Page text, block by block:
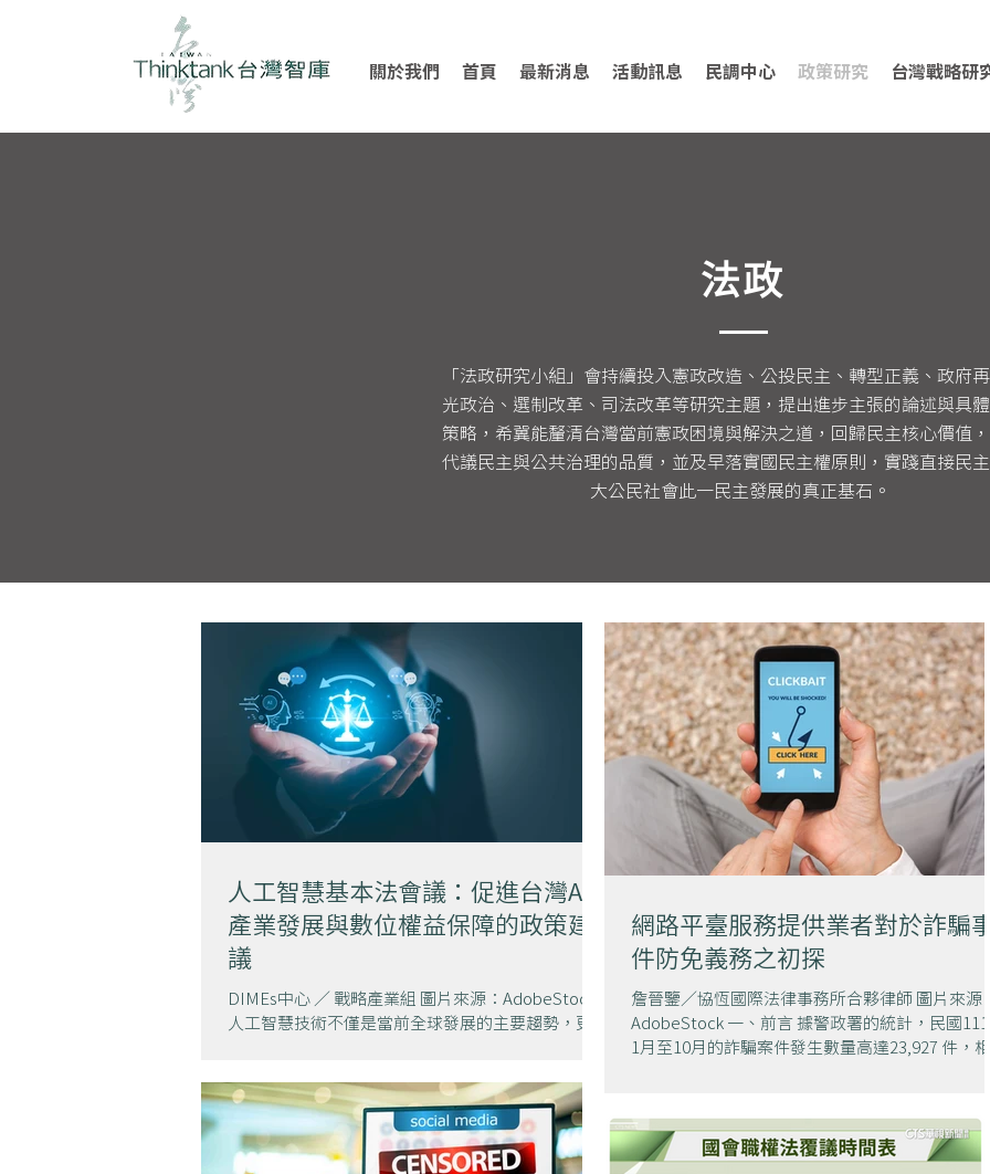
關於我們 首頁 最新消息 活動訊息 民調中心 政策研究 台灣戰略研
​法政
「法政研究小組」會持續投入憲政改造、公投民主、轉型正義、政府
光政治、選制改革、司法改革等研究主題，提出進步主張的論述與具
策略，希冀能釐清台灣當前憲政困境與解決之道，回歸民主核心價值
代議民主與公共治理的品質，並及早落實國民主權原則，實踐直接民
大公民社會此一民主發展的真正基石。
人工智慧基本法會議：促進台灣AI
產業發展與數位權益保障的政策建
議
DIMEs中心 ／ 戰略產業組 圖片來源：AdobeStock
人工智慧技術不僅是當前全球發展的主要趨勢，更是
的關注與討論。如何在產業發展與權益保障之間取得
平衡，制定一部具體可行的人...
網路平臺服務提供業者對於詐騙事
件防免義務之初探
詹晉鑒／協恆國際法律事務所合夥律師 圖片來源：
AdobeStock 一、前言 據警政署的統計，民國111
1月至10月的詐騙案件發生數量高達23,927 件，相